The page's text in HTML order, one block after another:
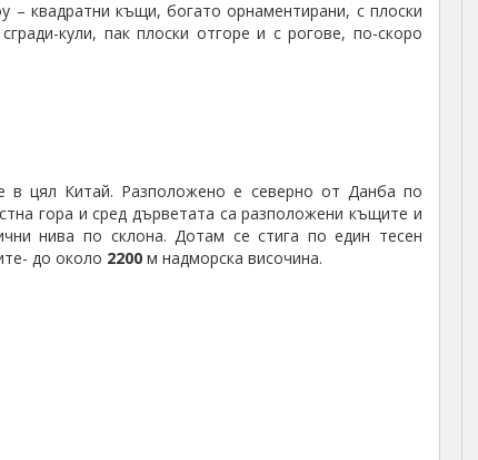
– квадратни къщи, богато орнаментирани, с плоски
кули, пак плоски отгоре и с рогове, по-скоро
в цял Китай. Разположено е северно от Данба по
гора и сред дърветата са разположени къщите и
нива по склона. Дотам се стига по един тесен
до около 2200 м надморска височина.